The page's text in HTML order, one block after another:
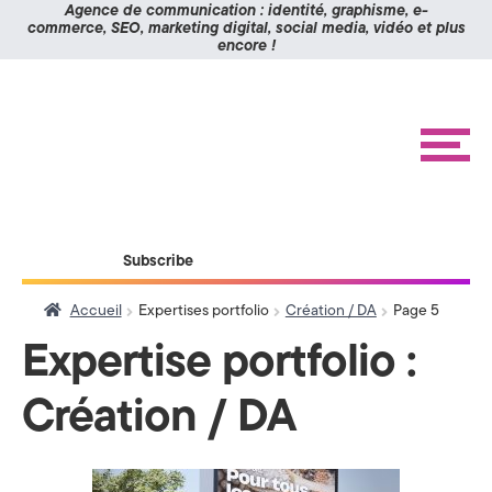
Agence de communication : identité, graphisme, e-
commerce, SEO, marketing digital, social media, vidéo et plus
encore !
>
g
e
M
RÉALISATIONS
ÉTUDES DE CAS
BLOG
CONTACT
Subscribe
Accueil Expertises portfolio Création / DA Page 5
Expertise portfolio :
Création / DA
Panneau de gestion des cookies